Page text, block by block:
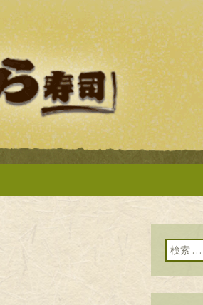
り寿司「
です。新着情報をお知
検索: